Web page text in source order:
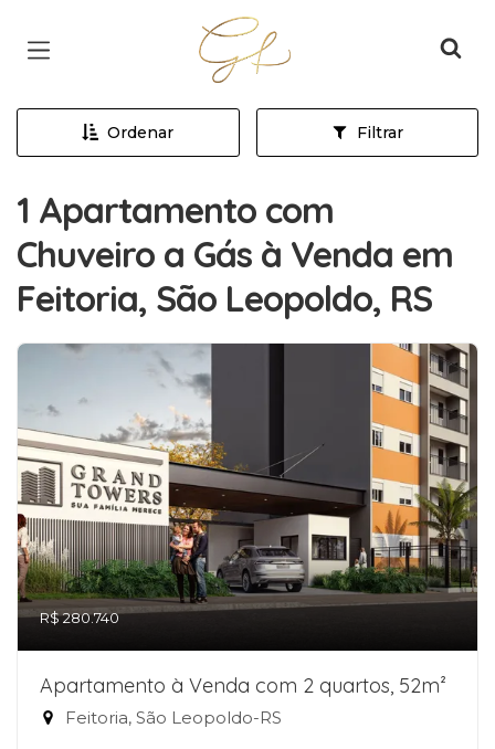
Página inicial
Ordenar Filtrar
1 Apartamento com
Chuveiro a Gás à Venda em
Feitoria, São Leopoldo, RS
R$ 280.740
Apartamento à Venda com 2 quartos, 52m²
Feitoria, São Leopoldo-RS